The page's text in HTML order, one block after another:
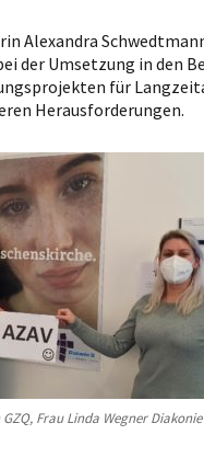
Alexandra
der Umsetzung in den
für
Herausforderungen.
Frau Linda Wegner Diakonie